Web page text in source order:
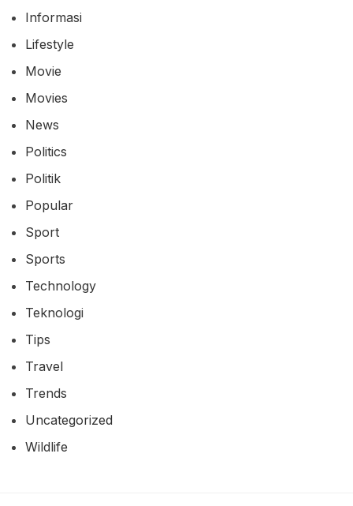
Informasi
Lifestyle
Movie
Movies
News
Politics
Politik
Popular
Sport
Sports
Technology
Teknologi
Tips
Travel
Trends
Uncategorized
Wildlife